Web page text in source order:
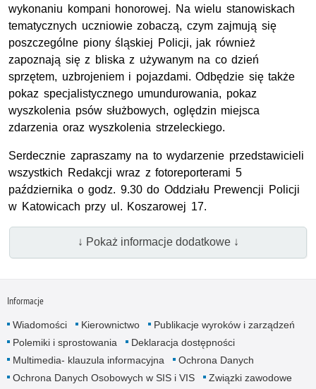
wykonaniu kompani honorowej. Na wielu stanowiskach
tematycznych uczniowie zobaczą, czym zajmują się
poszczególne piony śląskiej Policji, jak również
zapoznają się z bliska z używanym na co dzień
sprzętem, uzbrojeniem i pojazdami. Odbędzie się także
pokaz specjalistycznego umundurowania, pokaz
wyszkolenia psów służbowych, oględzin miejsca
zdarzenia oraz wyszkolenia strzeleckiego.
Serdecznie zapraszamy na to wydarzenie przedstawicieli
wszystkich Redakcji wraz z fotoreporterami 5
października ogodz. 9.30 do Oddziału Prewencji Policji
w Katowicach przy ul. Koszarowej 17.
↓ Pokaż informacje dodatkowe ↓
Informacje
Wiadomości Kierownictwo
Publikacje wyroków i zarządzeń
Polemiki i sprostowania
Deklaracja dostępności
Multimedia- klauzula informacyjna
Ochrona Danych
Ochrona Danych Osobowych w SIS i VIS
Związki zawodowe